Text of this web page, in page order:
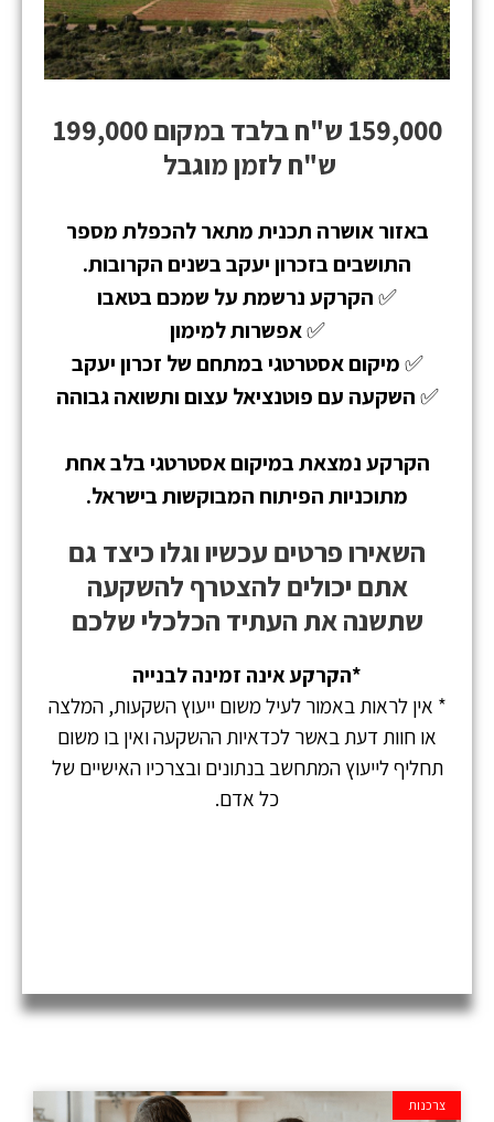
159,000 ש"ח בלבד במקום 199,000
ש"ח לזמן מוגבל
באזור אושרה תכנית מתאר להכפלת מספר
התושבים בזכרון יעקב בשנים הקרובות.
✅הקרקע נרשמת על שמכם בטאבו
✅אפשרות למימון
✅מיקום אסטרטגי במתחם של זכרון יעקב
✅השקעה עם פוטנציאל עצום ותשואה גבוהה
הקרקע נמצאת במיקום אסטרטגי בלב אחת
מתוכניות הפיתוח המבוקשות בישראל.
השאירו פרטים עכשיו וגלו כיצד גם
אתם יכולים להצטרף להשקעה
שתשנה את העתיד הכלכלי שלכם
*הקרקע אינה זמינה לבנייה
* אין לראות באמור לעיל משום ייעוץ השקעות, המלצה
או חוות דעת באשר לכדאיות ההשקעה ואין בו משום
תחליף לייעוץ המתחשב בנתונים ובצרכיו האישיים של
כל אדם.
צרכנות